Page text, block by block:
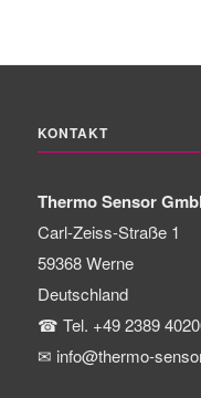
KONTAKT
Thermo Sensor
Carl-Zeiss-Straße 1
59368 Werne
Deutschland
☎ Tel. +49 2389
✉ info@thermo-